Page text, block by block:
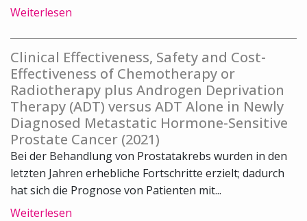
Weiterlesen
Clinical Effectiveness, Safety and Cost-
Effectiveness of Chemotherapy or
Radiotherapy plus Androgen Deprivation
Therapy (ADT) versus ADT Alone in Newly
Diagnosed Metastatic Hormone-Sensitive
Prostate Cancer (2021)
Bei der Behandlung von Prostatakrebs wurden in den
letzten Jahren erhebliche Fortschritte erzielt; dadurch
hat sich die Prognose von Patienten mit...
Weiterlesen